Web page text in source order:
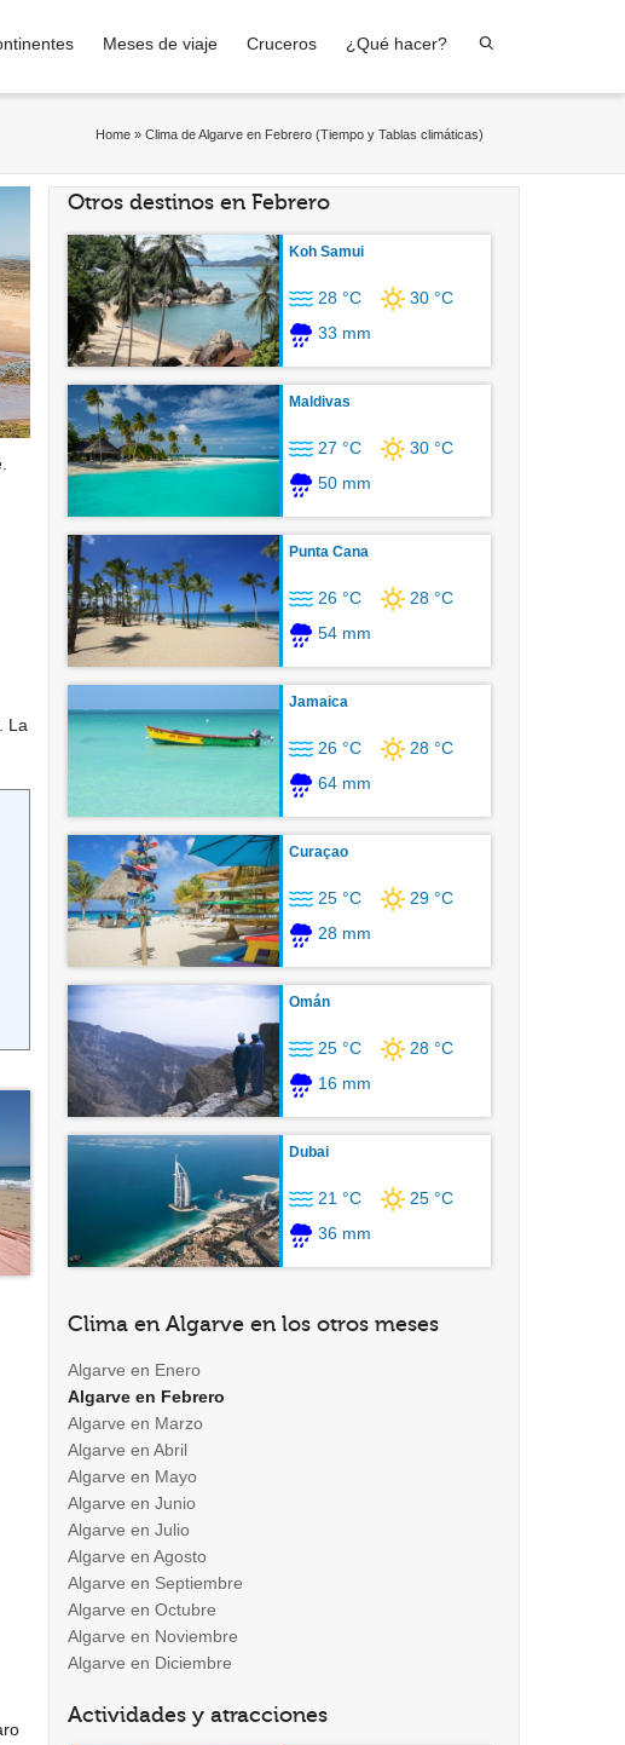
Meses de viaje Cruceros ¿Qué hacer?
Home » Clima de Algarve en Febrero (Tiempo y Tablas climáticas)
. La
Otros destinos en Febrero
Koh Samui
28 °C
30 °C
33 mm
Maldivas
27 °C
30 °C
50 mm
Punta Cana
26 °C
28 °C
54 mm
Jamaica
26 °C
28 °C
64 mm
Curaçao
25 °C
29 °C
28 mm
Omán
25 °C
28 °C
16 mm
Dubai
21 °C
25 °C
36 mm
Clima en Algarve en los otros meses
Algarve en Enero
Algarve en Febrero
Algarve en Marzo
Algarve en Abril
Algarve en Mayo
Algarve en Junio
Algarve en Julio
Algarve en Agosto
Algarve en Septiembre
Algarve en Octubre
Algarve en Noviembre
Algarve en Diciembre
Actividades y atracciones